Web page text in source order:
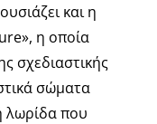
και η
η οποία
σχεδιαστικής
σώματα
λωρίδα που